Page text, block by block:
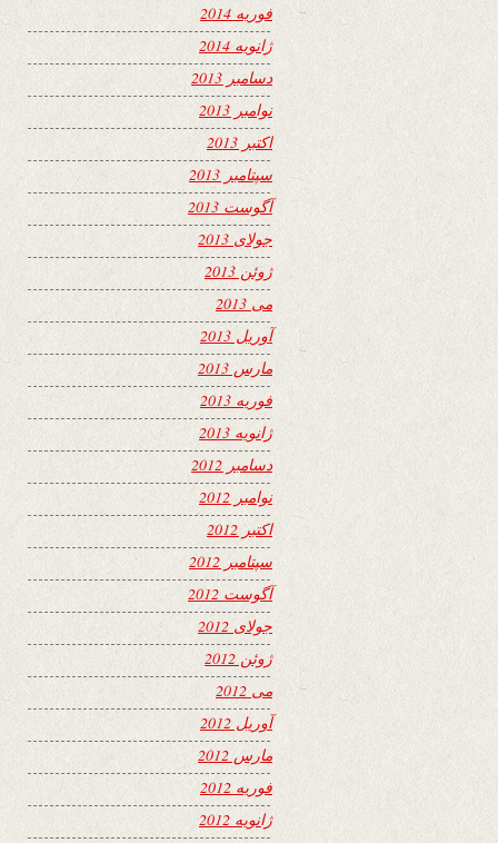
فوریه 2014
ژانویه 2014
دسامبر 2013
نوامبر 2013
اکتبر 2013
سپتامبر 2013
آگوست 2013
جولای 2013
ژوئن 2013
می 2013
آوریل 2013
مارس 2013
فوریه 2013
ژانویه 2013
دسامبر 2012
نوامبر 2012
اکتبر 2012
سپتامبر 2012
آگوست 2012
جولای 2012
ژوئن 2012
می 2012
آوریل 2012
مارس 2012
فوریه 2012
ژانویه 2012